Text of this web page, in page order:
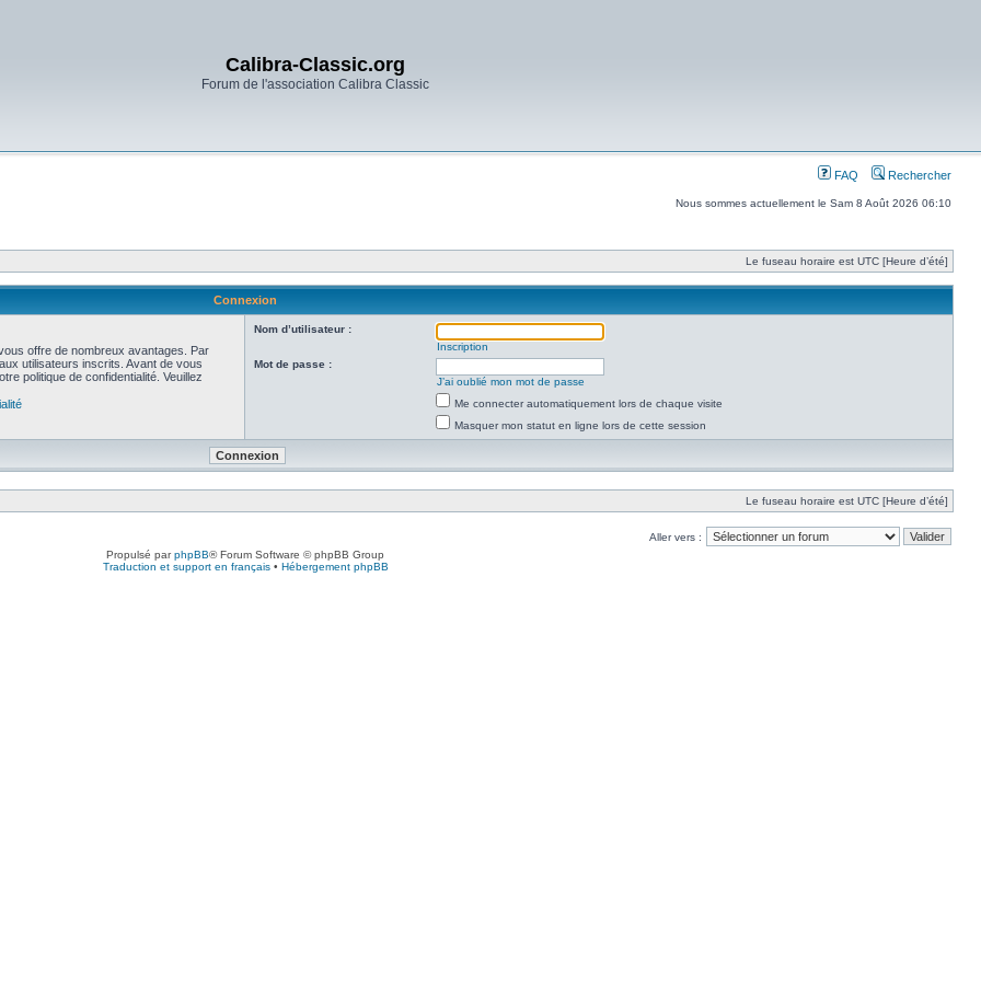
Calibra-Classic.org
Forum de l'association Calibra Classic
FAQ Rechercher
Nous sommes actuellement le Sam 8 Août 2026 06:10
Le fuseau horaire est UTC [Heure d’été]
Connexion
offre de nombreux avantages. Par
utilisateurs inscrits. Avant de vous
politique de confidentialité. Veuillez
Nom d’utilisateur :
Inscription
Mot de passe :
J’ai oublié mon mot de passe
Me connecter automatiquement lors de chaque visite
Masquer mon statut en ligne lors de cette session
Le fuseau horaire est UTC [Heure d’été]
Aller vers :
Propulsé parphpBB® Forum Software © phpBB Group
Traduction et support en français• Hébergement phpBB